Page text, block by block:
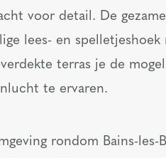
voor detail. De
lees- en
terras je de
te ervaren.
rondom Bains-